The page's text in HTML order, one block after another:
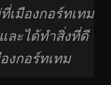
มืองกอร์ทเทม
ละได้ทำสิ่งที่ดี
งกอร์ทเทม